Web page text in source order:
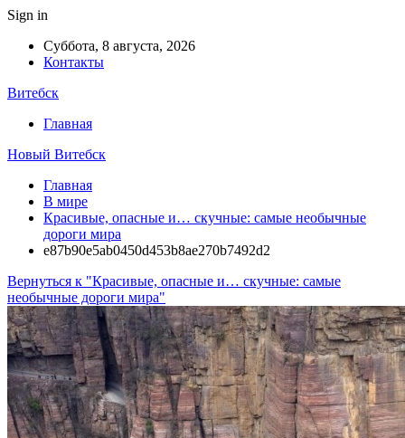
Sign in
Суббота, 8 августа, 2026
Контакты
Витебск
Главная
Новый Витебск
Главная
В мире
Красивые, опасные и… скучные: самые необычные
дороги мира
e87b90e5ab0450d453b8ae270b7492d2
Вернуться к "Красивые, опасные и… скучные: самые
необычные дороги мира"